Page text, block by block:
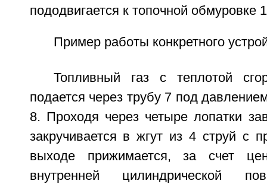
пододвигается к топочной обмуровке
Пример работы конкретного
Топливный газ с теплотой
подается через трубу 7 под
8. Проходя через четыре лопатки
закручивается в жгут из 4 струй с
выходе прижимается, за счет
внутренней цилиндрической